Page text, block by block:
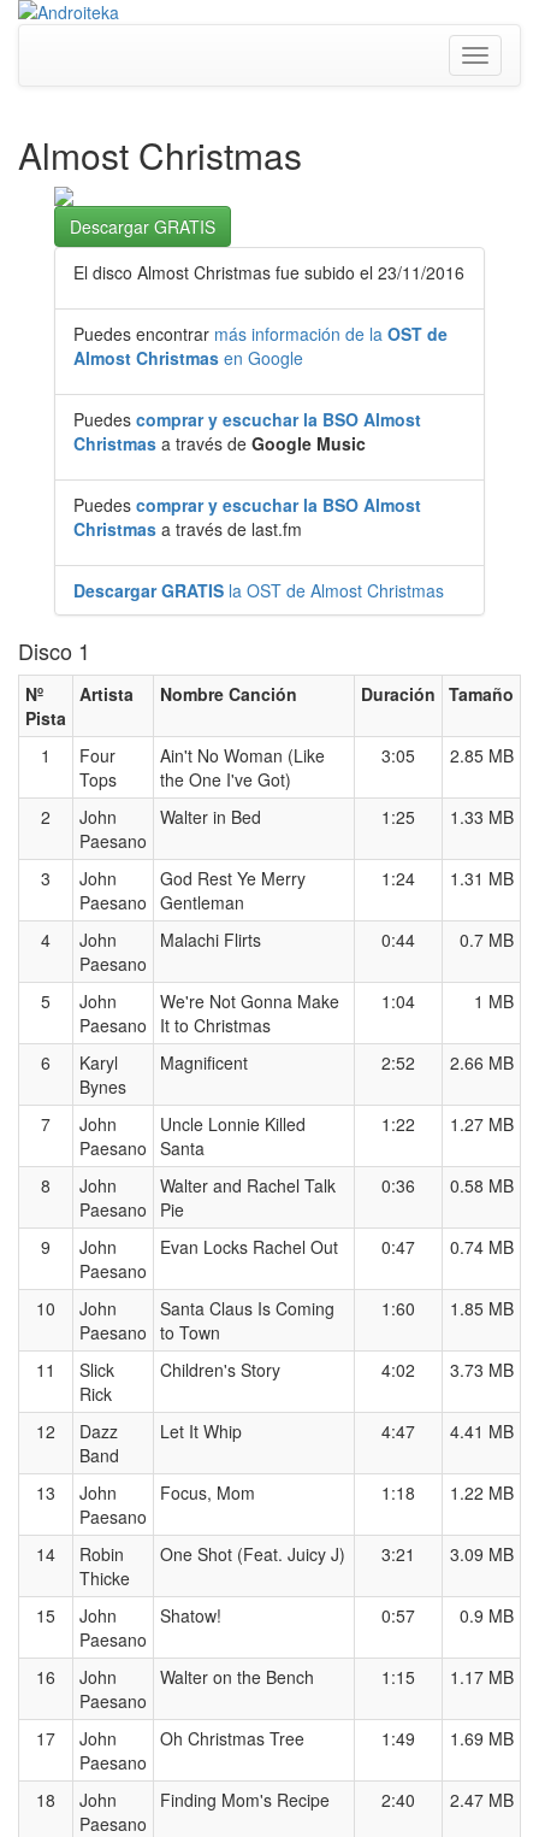
Toggle
Almost Christmas
Descargar GRATIS
El disco Almost Christmas fue subido el 23/11/2016
Puedes encontrar más información de la OST de
Almost Christmas en Google
Puedes comprar y escuchar la BSO Almost
Christmas a través de Google Music
Puedes comprar y escuchar la BSO Almost
Christmas a través de last.fm
Descargar GRATIS la OST de Almost Christmas
Disco 1
Nº
Pista
Artista Nombre Canción Duración Tamaño
1
Four
Tops
Ain't No Woman (Like
the One I've Got)
3:05 2.85 MB
2
John
Paesano
Walter in Bed 1:25 1.33 MB
3
John
Paesano
God Rest Ye Merry
Gentleman
1:24 1.31 MB
4
John
Paesano
Malachi Flirts 0:44 0.7 MB
5
John
Paesano
We're Not Gonna Make
It to Christmas
1:04 1 MB
6
Karyl
Bynes
Magnificent 2:52 2.66 MB
7
John
Paesano
Uncle Lonnie Killed
Santa
1:22 1.27 MB
8
John
Paesano
Walter and Rachel Talk
Pie
0:36 0.58 MB
9
John
Paesano
Evan Locks Rachel Out 0:47 0.74 MB
10
John
Paesano
Santa Claus Is Coming
to Town
1:60 1.85 MB
11
Slick
Rick
Children's Story 4:02 3.73 MB
12
Dazz
Band
Let It Whip 4:47 4.41 MB
13
John
Paesano
Focus, Mom 1:18 1.22 MB
14
Robin
Thicke
One Shot (Feat. Juicy J) 3:21 3.09 MB
15
John
Paesano
Shatow! 0:57 0.9 MB
16
John
Paesano
Walter on the Bench 1:15 1.17 MB
17
John
Paesano
Oh Christmas Tree 1:49 1.69 MB
18
John
Paesano
Finding Mom's Recipe 2:40 2.47 MB